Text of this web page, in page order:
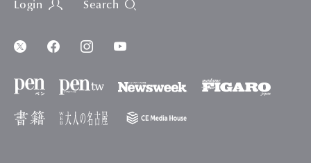
Login Search